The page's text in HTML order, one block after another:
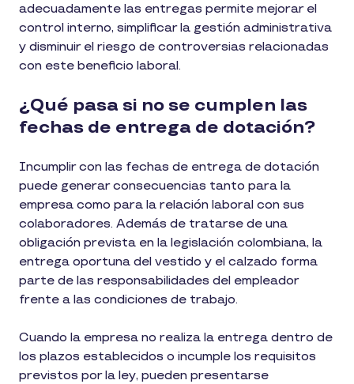
adecuadamente las entregas permite mejorar el
control interno, simplificar la gestión administrativa
y disminuir el riesgo de controversias relacionadas
con este beneficio laboral.
¿Qué pasa si no se cumplen las
fechas de entrega de dotación?
Incumplir con las fechas de entrega de dotación
puede generar consecuencias tanto para la
empresa como para la relación laboral con sus
colaboradores. Además de tratarse de una
obligación prevista en la legislación colombiana, la
entrega oportuna del vestido y el calzado forma
parte de las responsabilidades del empleador
frente a las condiciones de trabajo.
Cuando la empresa no realiza la entrega dentro de
los plazos establecidos o incumple los requisitos
previstos por la ley, pueden presentarse